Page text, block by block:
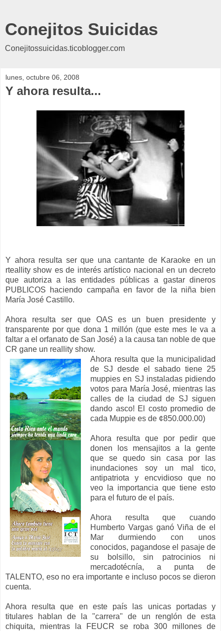
Conejitos Suicidas
Conejitossuicidas.ticoblogger.com
lunes, octubre 06, 2008
Y ahora resulta...
Y ahora resulta ser que una cantante de Karaoke en un
rteallity show es de interés artístico nacional en un decreto
que autoriza a las entidades públicas a gastar dineros
PUBLICOS haciendo campaña en favor de la niña bien
María José Castillo.
Ahora resulta ser que OAS es un buen presidente y
transparente por que dona 1 millón (que este mes le va a
faltar a el orfanato de San José) a la causa tan noble de que
CR gane un reallity show.
Ahora resulta que la municipalidad
de SJ desde el sabado tiene 25
muppies en SJ instaladas pidiendo
votos para María José, mientras las
calles de la ciudad de SJ siguen
dando asco! El costo promedio de
cada Muppie es de ¢850.000.00)
Ahora resulta que por pedir que
donen los mensajitos a la gente
que se quedo sin casa por las
inundaciones soy un mal tico,
antipatriota y encvidioso que no
veo la importancia que tiene esto
para el futuro de el país.
Ahora resulta que cuando
Humberto Vargas ganó Viña de el
Mar durmiendo con unos
conocidos, pagandose el pasaje de
su bolsillo, sin patrocinios ni
mercadotécnía, a punta de
TALENTO, eso no era importante e incluso pocos se dieron
cuenta.
Ahora resulta que en este país las unicas portadas y
titulares hablan de la "carrera" de un renglón de esta
chiquita, mientras la FEUCR se roba 300 millones de